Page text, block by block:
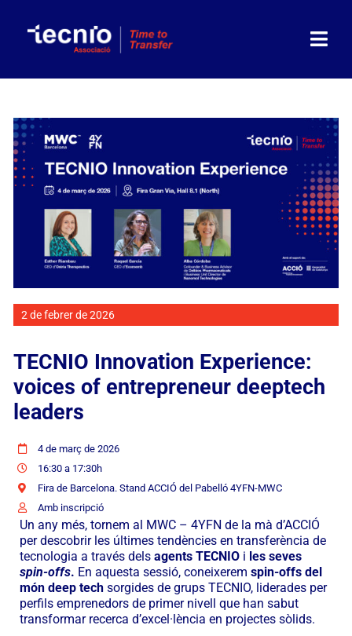
content
Socis
Partners
Actualitat
Agenda
Contacte
Manifest
2 de febrer de 2026
TECNIO Innovation Experience:
voices of entrepreneur deeptech
leaders
4 de març de 2026
16:30 a 17:30h
Fira de Barcelona. Stand ACCIÓ del Pabelló 4YFN-MWC
Amb inscripció
Un any més, tornem al MWC – 4YFN de la mà d’ACCIÓ
per descobrir les últimes tendències en transferència de
tecnologia a través dels agents TECNIOi les seves
spin-offs. En aquesta sessió, coneixerem spin-offs del
món deep techsorgides de grups TECNIO, liderades per
perfils emprenedors de primer nivell que han sabut
transformar recerca d’excel·lència en projectes sòlids.